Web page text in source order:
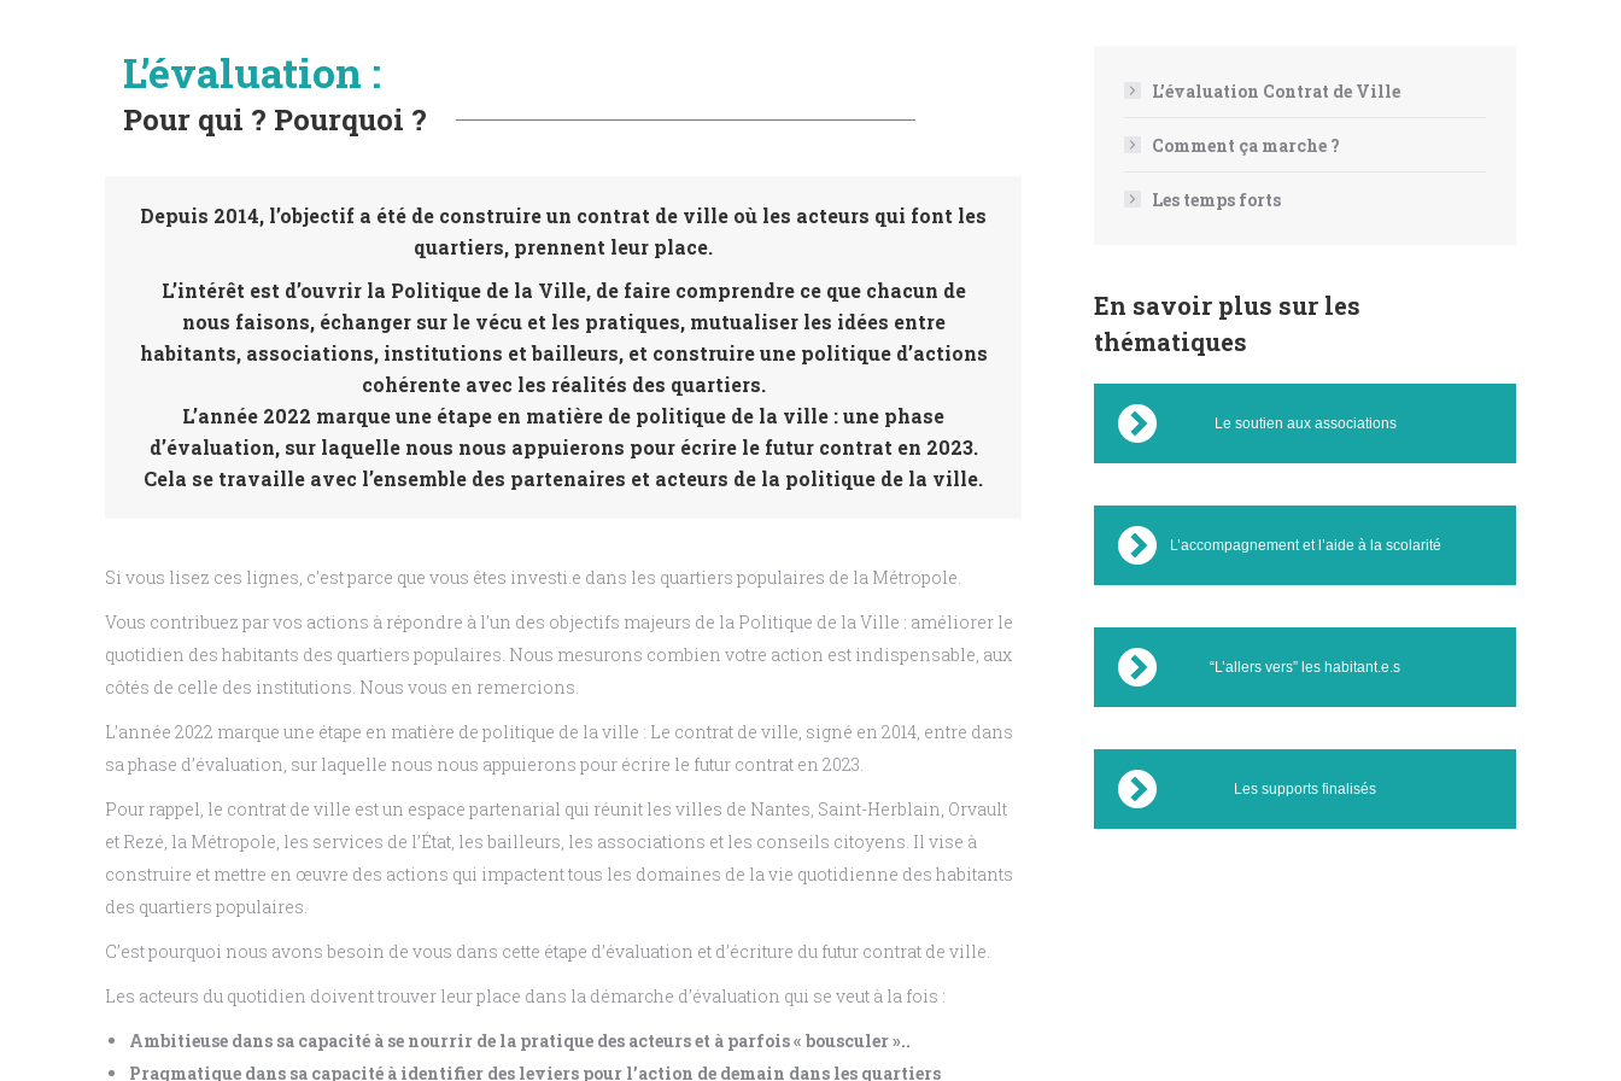
L’évaluation :
Pour qui ? Pourquoi ?
Depuis 2014, l’objectif a été de construire un contrat de ville où les acteurs qui font les
quartiers, prennent leur place.
L’intérêt est d’ouvrir la Politique de la Ville, de faire comprendre ce que chacun de
nous faisons, échanger sur le vécu et les pratiques, mutualiser les idées entre
habitants, associations, institutions et bailleurs, et construire une politique d’actions
cohérente avec les réalités des quartiers.
L’année 2022 marque une étape en matière de politique de la ville : une phase
d’évaluation, sur laquelle nous nous appuierons pour écrire le futur contrat en 2023.
Cela se travaille avec l’ensemble des partenaires et acteurs de la politique de la ville.
Si vous lisez ces lignes, c’est parce que vous êtes investi.e dans les quartiers populaires de la Métropole.
Vous contribuez par vos actions à répondre à l’un des objectifs majeurs de la Politique de la Ville : améliorer le
quotidien des habitants des quartiers populaires. Nous mesurons combien votre action est indispensable, aux
côtés de celle des institutions. Nous vous en remercions.
L’année 2022 marque une étape en matière de politique de la ville : Le contrat de ville, signé en 2014, entre dans
sa phase d’évaluation, sur laquelle nous nous appuierons pour écrire le futur contrat en 2023.
Pour rappel, le contrat de ville est un espace partenarial qui réunit les villes de Nantes, Saint-Herblain, Orvault
et Rezé, la Métropole, les services de l’État, les bailleurs, les associations et les conseils citoyens. Il vise à
construire et mettre en œuvre des actions qui impactent tous les domaines de la vie quotidienne des habitants
des quartiers populaires.
C’est pourquoi nous avons besoin de vous dans cette étape d’évaluation et d’écriture du futur contrat de ville.
Les acteurs du quotidien doivent trouver leur place dans la démarche d’évaluation qui se veut à la fois :
Ambitieuse dans sa capacité à se nourrir de la pratique des acteurs et à parfois « bousculer »..
Pragmatique dans sa capacité à identifier des leviers pour l’action de demain dans les quartiers
L’évaluation Contrat de Ville
Comment ça marche ?
Les temps forts
En savoir plus sur les
thématiques
Le soutien aux associations
L’accompagnement et l’aide à la scolarité
“L’allers vers” les habitant.e.s
Les supports finalisés